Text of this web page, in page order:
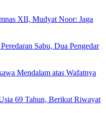
XII, Mudyat Noor: Jaga
Sabu, Dua Pengedar
Mendalam atas Wafatnya
69 Tahun, Berikut Riwayat